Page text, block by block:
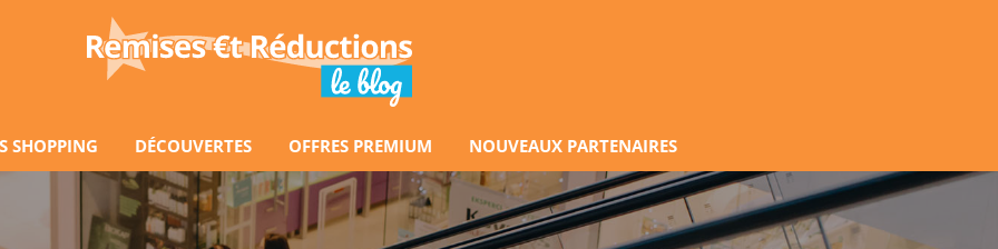
SHOPPING DÉCOUVERTES OFFRES PREMIUM NOUVEAUX PARTENAIRES